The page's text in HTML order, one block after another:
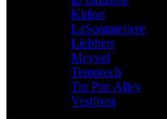
Kitfort
LaSommeliere
Liebherr
Meyvel
Temptech
Tin Pan Alley
Vestfrost